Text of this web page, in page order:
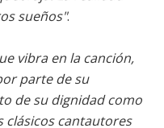
sueños".
vibra en la canción,
parte de su
de su dignidad como
clásicos cantautores